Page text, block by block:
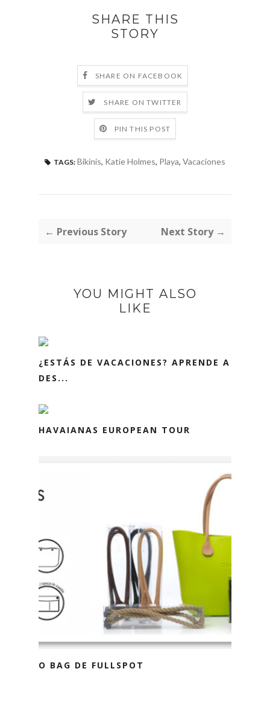
SHARE THIS
STORY
SHARE ON FACEBOOK
SHARE ON TWITTER
PIN THIS POST
TAGS: Bikinis, Katie Holmes, Playa, Vacaciones
← Previous Story Next Story →
YOU MIGHT ALSO
LIKE
¿ESTÁS DE VACACIONES? APRENDE A
DES...
HAVAIANAS EUROPEAN TOUR
O BAG DE FULLSPOT